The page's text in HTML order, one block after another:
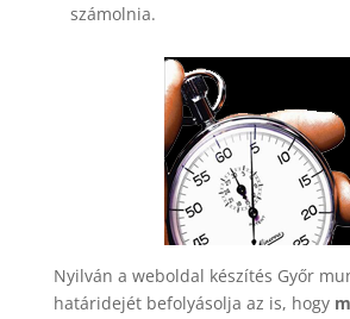
számolnia.
Nyilván a weboldal készítés Győr
határidejét befolyásolja az is, hogy